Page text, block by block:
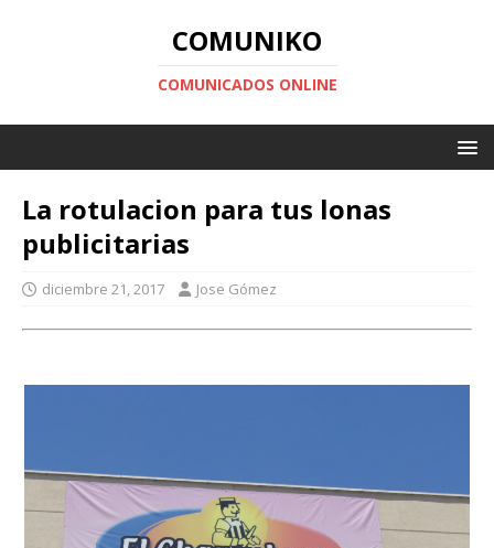
COMUNIKO
COMUNICADOS ONLINE
La rotulacion para tus lonas
publicitarias
diciembre 21, 2017 Jose Gómez